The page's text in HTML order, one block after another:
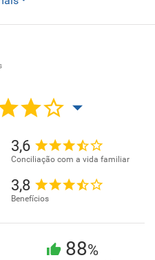
3,6
Conciliação com a vida familiar
3,8
Benefícios
88%